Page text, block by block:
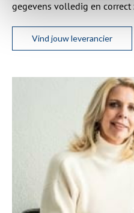
gegevens volledig en correct
Vind jouw leverancier